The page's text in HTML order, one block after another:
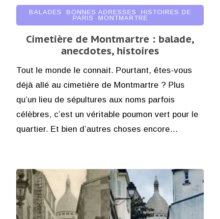
BALADES , BONNES ADRESSES , HISTOIRES DE
PARIS , MONTMARTRE
Cimetière de Montmartre : balade,
anecdotes, histoires
Tout le monde le connait. Pourtant, êtes-vous
déjà allé au cimetière de Montmartre ? Plus
qu’un lieu de sépultures aux noms parfois
célèbres, c’est un véritable poumon vert pour le
quartier. Et bien d’autres choses encore…